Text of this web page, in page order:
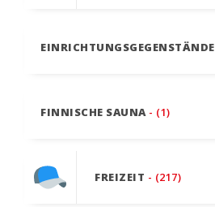
EINRICHTUNGSGEGENSTÄNDE
FINNISCHE SAUNA - (1)
FREIZEIT - (217)